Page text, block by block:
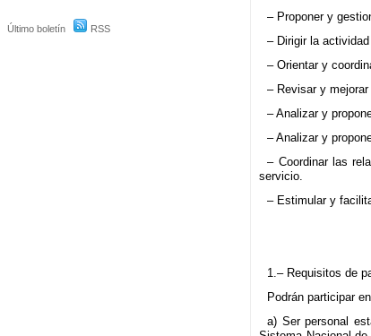
Último boletín RSS
– Proponer y
– Dirigir la
– Orientar y
– Revisar y
– Analizar y
– Analizar y
– Coordinar las
servicio.
– Estimular y
1.– Requisitos de
Podrán participar
a) Ser personal